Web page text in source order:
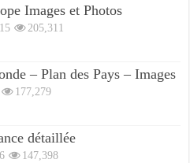
Images et Photos
205,311
– Plan des Pays – Images
177,279
détaillée
147,398